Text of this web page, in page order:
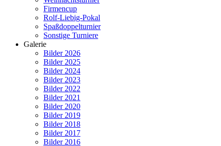
Firmencup
Rolf-Liebig-Pokal
Spaßdoppelturnier
Sonstige Turniere
Galerie
Bilder 2026
Bilder 2025
Bilder 2024
Bilder 2023
Bilder 2022
Bilder 2021
Bilder 2020
Bilder 2019
Bilder 2018
Bilder 2017
Bilder 2016